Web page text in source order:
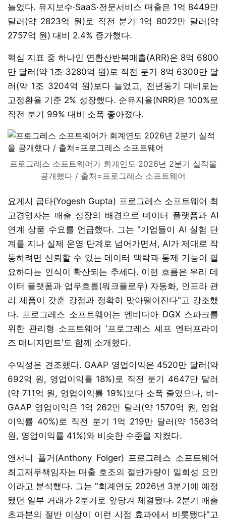
늘었다. 유지보수·SaaS·전문서비스 매출은 1억 8449만
달러(약 2823억 원)로 직전 분기 1억 8022만 달러(약
2757억 원) 대비 2.4% 증가했다.
핵심 지표 중 하나인 연환산반복매출(ARR)은 8억 6800
만 달러(약 1조 3280억 원)로 직전 분기 8억 6300만 달
러(약 1조 3204억 원)보다 늘었고, 전년동기 대비로는
고정환율 기준 2% 성장했다. 순유지율(NRR)은 100%로
직전 분기 99% 대비 소폭 좋아졌다.
프로그레스 소프트웨어가 회계연도 2026년 2분기 실적을
공개했다 / 출처=프로그레스 소프트웨어
요게시 굽타(Yogesh Gupta) 프로그레스 소프트웨어 최
고경영자는 매출 성장의 배경으로 데이터 플랫폼과 AI
연계 상품 수요를 언급했다. 그는 "기업들이 AI 실험 단
계를 지나 실제 운영 단계로 넘어가면서, AI가 제대로 작
동하려면 신뢰할 수 있는 데이터 맥락과 통제 기능이 필
요하다는 인식이 확산되는 추세다. 이런 흐름은 우리 데
이터 플랫폼과 업무흐름(워크플로우) 자동화, 인프라 관
리 제품이 갖춘 강점과 정확히 맞아떨어진다"고 강조했
다. 프로그레스 소프트웨어는 엔비디아 DGX 스파크를
위한 관리형 소프트웨어 '프로그레스 셰프 엔터프라이
즈 매니지먼트'도 함께 소개했다.
수익성은 견조했다. GAAP 영업이익은 4520만 달러(약
692억 원, 영업이익률 18%)로 직전 분기 4647만 달러
(약 711억 원, 영업이익률 19%)보다 소폭 줄었으나, 비-
GAAP 영업이익은 1억 262만 달러(약 1570억 원, 영업
이익률 40%)로 직전 분기 1억 219만 달러(약 1563억
원, 영업이익률 41%)와 비슷한 수준을 지켰다.
앤서니 폴거(Anthony Folger) 프로그레스 소프트웨어
최고재무책임자는 매출 호조의 절반가량이 일회성 요인
이라고 분석했다. 그는 "회계연도 2026년 3분기에 예정
됐던 일부 거래가 2분기로 앞당겨 체결됐다. 2분기 매출
초과분의 절반 이상이 이런 시점 효과에서 비롯됐다"고